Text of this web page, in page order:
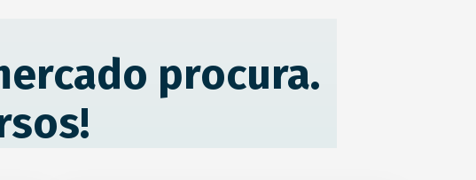
procura.